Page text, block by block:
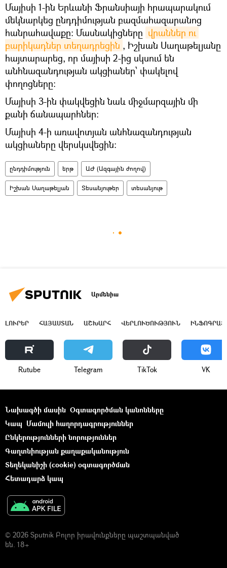
Մայիսի 1-ին Երևանի Ֆրանսիայի հրապարակում
մեկնարկեց ընդդիմության բազմահազարանոց
հանրահավաքը։ Մասնակիցները վրաններ ու
բարիկադներ տեղադրեցին , Իշխան Սաղաթելյանը
հայտարարեց, որ մայիսի 2-ից սկսում են
անհնազանդության ակցիաներ՝ փակելով
փողոցները։
Մայիսի 3-ին փակվեցին նաև միջմարզային մի
քանի ճանապարհներ։
Մայիսի 4-ի առավոտյան անհնազանդության
ակցիաները վերսկսվեցին։
ընդդիմություն երթ ԱԺ (Ազգային ժողով)
Իշխան Սաղաթելյան Տեսանյութեր տեսանյութ
Արմենիա
ԼՈՒՐԵՐ ՀԱՅԱՍՏԱՆ ԱՇԽԱՐՀ ՎԵՐԼՈՒԾՈՒԹՅՈՒՆ
Rutube Telegram ТikТоk VK
Նախագծի մասին Օգտագործման կանոնները
Կապ Մամուլի հաղորդագրություններ
Ընկերությունների նորություններ
Գաղտնիության քաղաքականություն
Տեղեկանիշի (cookie) օգտագործման
Հետադարձ կապ
© 2026 Sputnik Բոլոր իրավունքները պաշտպանված
են. 18+